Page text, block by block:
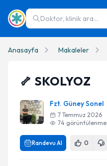
Doktor, klinik ara...
Anasayfa Makaleler
🦴 SKOLYOZ
Fzt. Güney Sonel
7 Temmuz 2026
74 görüntülenme
Randevu Al 0